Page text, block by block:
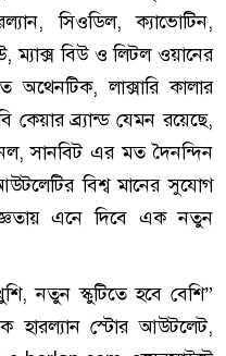
সিওডিল, ক্যাভোটিন,
ম্যাক্স বিউ ও লিটল ওয়ানের
অথেনটিক, লাক্সারি কালার
ব্র্যান্ড যেমন রয়েছে,
সানবিট এর মত দৈনন্দিন
বিশ্ব মানের সুযোগ
এনে দিবে এক নতুন
নতুন স্কুটিতে হবে বেশি”
হারল্যান স্টোর আউটলেট,